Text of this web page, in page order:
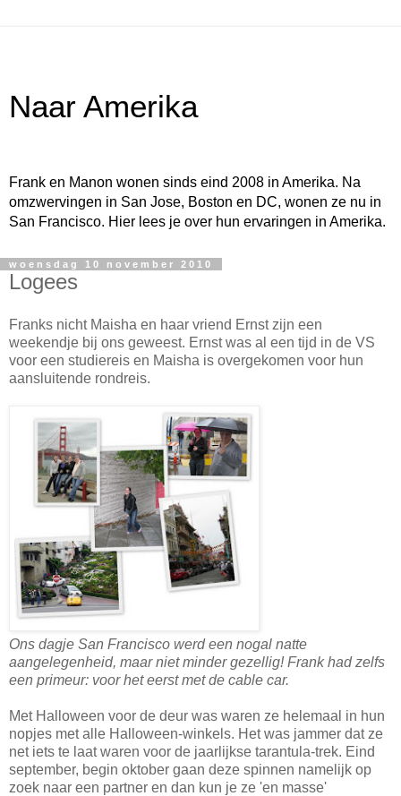
Naar Amerika
Frank en Manon wonen sinds eind 2008 in Amerika. Na
omzwervingen in San Jose, Boston en DC, wonen ze nu in
San Francisco. Hier lees je over hun ervaringen in Amerika.
woensdag 10 november 2010
Logees
Franks nicht Maisha en haar vriend Ernst zijn een
weekendje bij ons geweest. Ernst was al een tijd in de VS
voor een studiereis en Maisha is overgekomen voor hun
aansluitende rondreis.
Ons dagje San Francisco werd een nogal natte
aangelegenheid, maar niet minder gezellig! Frank had zelfs
een primeur: voor het eerst met de cable car.
Met Halloween voor de deur was waren ze helemaal in hun
nopjes met alle Halloween-winkels. Het was jammer dat ze
net iets te laat waren voor de jaarlijkse tarantula-trek. Eind
september, begin oktober gaan deze spinnen namelijk op
zoek naar een partner en dan kun je ze 'en masse'